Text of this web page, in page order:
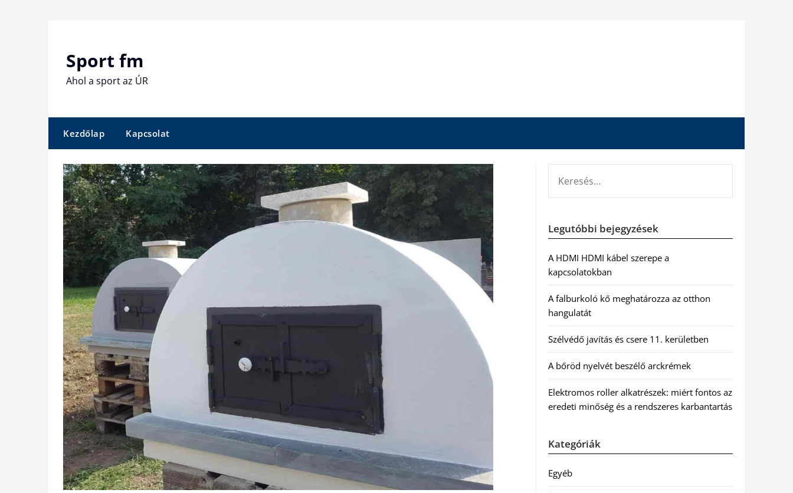
Sport fm
Ahol a sport az ÚR
Kezdőlap Kapcsolat
Legutóbbi bejegyzések
A HDMI HDMI kábel szerepe a
kapcsolatokban
A falburkoló kő meghatározza az otthon
hangulatát
Szélvédő javítás és csere 11. kerületben
A bőröd nyelvét beszélő arckrémek
Elektromos roller alkatrészek: miért fontos az
eredeti minőség és a rendszeres karbantartás
Kategóriák
Egyéb